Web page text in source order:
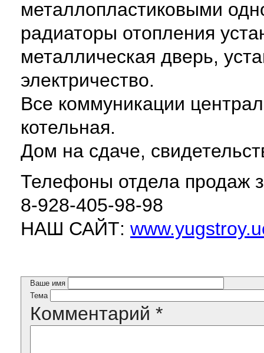
металлопластиковыми
радиаторы отопления
металлическая дверь,
электричество.
Все коммуникации
котельная.
Дом на сдаче,
Телефоны отдела продаж
8-928-405-98-98
НАШ САЙТ:
Ваше имя
Тема
Комментарий *